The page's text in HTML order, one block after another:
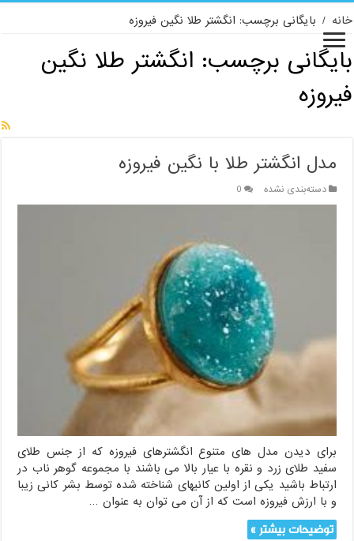
خانه / بایگانی برچسب: انگشتر طلا نگین فیروزه
بایگانی برچسب: انگشتر طلا نگین
فیروزه
مدل انگشتر طلا با نگین فیروزه
دسته‌بندی نشده 0
برای دیدن مدل های متنوع انگشترهای فیروزه که از جنس طلای
سفید طلای زرد و نقره با عیار بالا می باشند با مجموعه گوهر ناب در
ارتباط باشید یکی از اولین کانیهای شناخته شده توسط بشر کانی زیبا
و با ارزش فیروزه است که از آن می توان به عنوان …
توضیحات بیشتر »